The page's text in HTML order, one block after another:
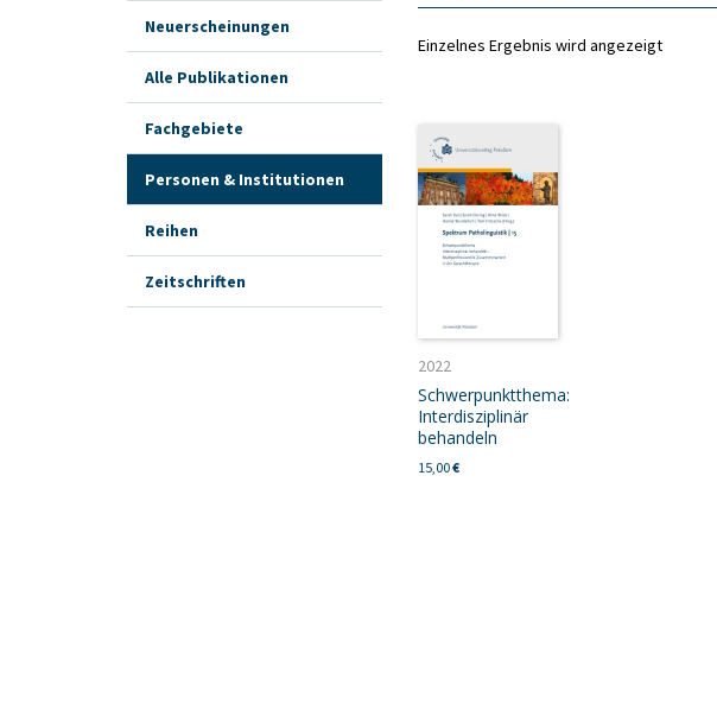
Einzelnes Ergebnis wird angezeigt
2022
Schwerpunktthema:
Interdisziplinär
behandeln
15,00€
Neuerscheinungen
Alle Publikationen
Fachgebiete
Personen & Institutionen
Reihen
Zeitschriften